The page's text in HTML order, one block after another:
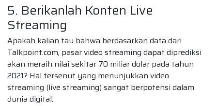
5. Berikanlah Konten Live
Streaming
Apakah kalian tau bahwa berdasarkan data dari
Talkpoint.com, pasar video streaming dapat diprediksi
akan meraih nilai sekitar 70 miliar dolar pada tahun
2021? Hal tersenut yang menunjukkan video
streaming (live streaming) sangat berpotensi dalam
dunia digital.